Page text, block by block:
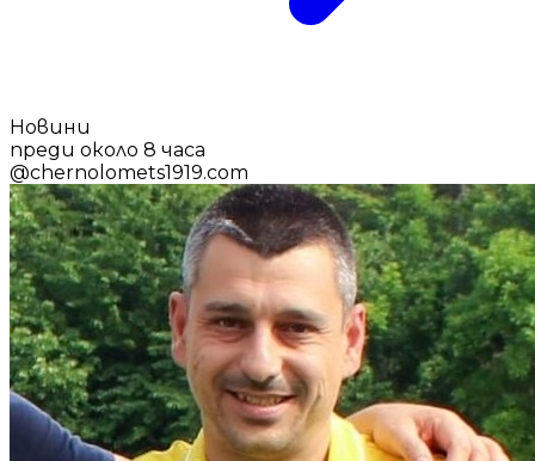
Новини
преди около 8 часа
@chernolomets1919.com